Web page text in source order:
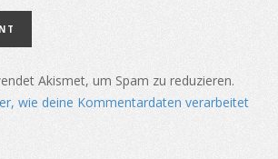
Akismet, um Spam zu reduzieren.
wie deine Kommentardaten verarbeitet